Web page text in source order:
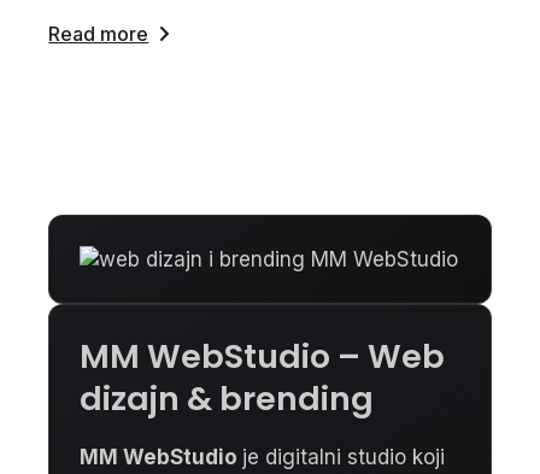
Read more
MM WebStudio – Web
dizajn & brending
MM WebStudio je digitalni studio koji